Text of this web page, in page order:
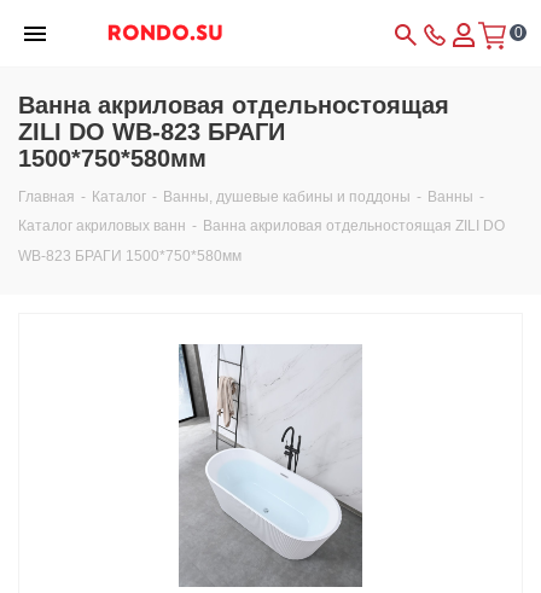
0
Ванна акриловая отдельностоящая
ZILI DO WB-823 БРАГИ
1500*750*580мм
Главная - Каталог - Ванны, душевые кабины и поддоны - Ванны -
Каталог акриловых ванн - Ванна акриловая отдельностоящая ZILI DO
WB-823 БРАГИ 1500*750*580мм